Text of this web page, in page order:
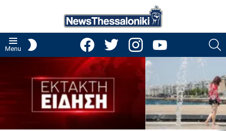
Menu
facebooktwitter instagramyoutube